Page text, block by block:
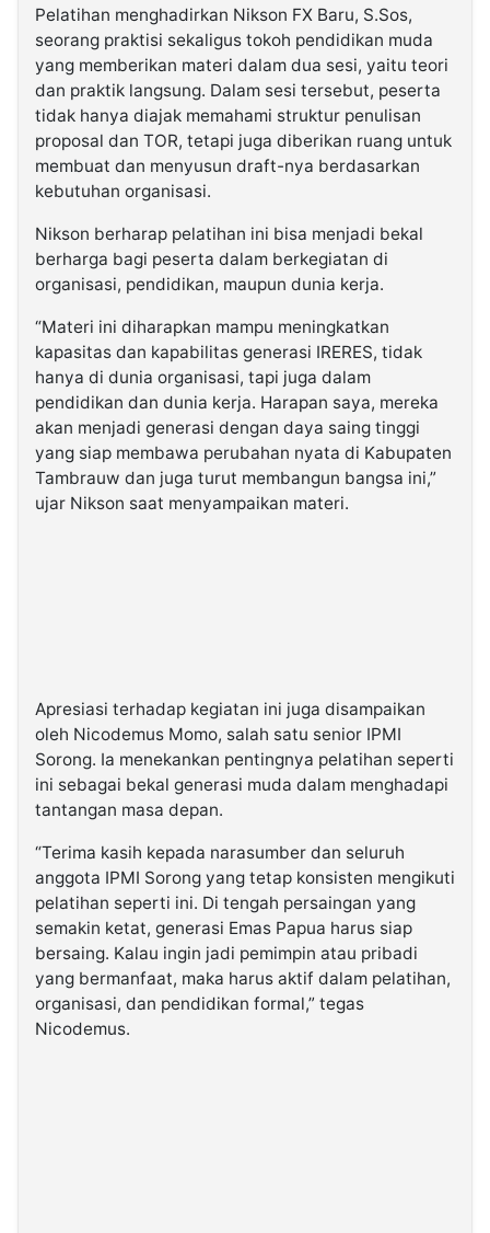
Pelatihan menghadirkan Nikson FX Baru, S.Sos,
seorang praktisi sekaligus tokoh pendidikan muda
yang memberikan materi dalam dua sesi, yaitu teori
dan praktik langsung. Dalam sesi tersebut, peserta
tidak hanya diajak memahami struktur penulisan
proposal dan TOR, tetapi juga diberikan ruang untuk
membuat dan menyusun draft-nya berdasarkan
kebutuhan organisasi.
Nikson berharap pelatihan ini bisa menjadi bekal
berharga bagi peserta dalam berkegiatan di
organisasi, pendidikan, maupun dunia kerja.
“Materi ini diharapkan mampu meningkatkan
kapasitas dan kapabilitas generasi IRERES, tidak
hanya di dunia organisasi, tapi juga dalam
pendidikan dan dunia kerja. Harapan saya, mereka
akan menjadi generasi dengan daya saing tinggi
yang siap membawa perubahan nyata di Kabupaten
Tambrauw dan juga turut membangun bangsa ini,”
ujar Nikson saat menyampaikan materi.
Apresiasi terhadap kegiatan ini juga disampaikan
oleh Nicodemus Momo, salah satu senior IPMI
Sorong. Ia menekankan pentingnya pelatihan seperti
ini sebagai bekal generasi muda dalam menghadapi
tantangan masa depan.
“Terima kasih kepada narasumber dan seluruh
anggota IPMI Sorong yang tetap konsisten mengikuti
pelatihan seperti ini. Di tengah persaingan yang
semakin ketat, generasi Emas Papua harus siap
bersaing. Kalau ingin jadi pemimpin atau pribadi
yang bermanfaat, maka harus aktif dalam pelatihan,
organisasi, dan pendidikan formal,” tegas
Nicodemus.